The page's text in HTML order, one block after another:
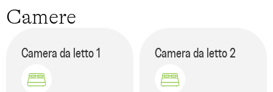
Camere
Camera da letto1 Camera da letto2